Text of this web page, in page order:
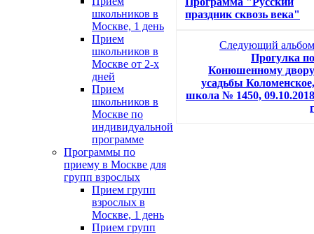
школьников в
Москве, 1 день
Прием
школьников в
Москве от 2-х
дней
Прием
школьников в
Москве по
индивидуальной
программе
Программы по
приему в Москве для
групп взрослых
Прием групп
взрослых в
Москве, 1 день
Прием групп
праздник сквозь века"
Следующий альбом
Прогулка по
Конюшенному двору
усадьбы Коломенское,
школа № 1450, 09.10.2018
г